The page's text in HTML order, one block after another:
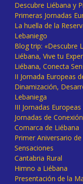
Descubre Liébana y
Primeras Jornadas
La huella de la
Lebaniego
Blog trip: «Descubre
Liébana, Vive tu
Liébana, Conecta
II Jornada Europeas
Dinamización,
Lebaniega
III Jornadas
Jornadas de
Comarca de Liébana
Primer Aniversario
Sensaciones
Cantabria Rural
Himno a Liébana
Presentación de la